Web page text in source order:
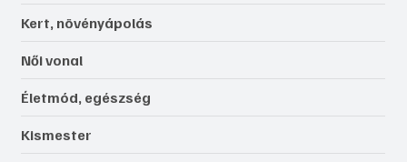
Kert, növényápolás
Női vonal
Életmód, egészség
Kismester